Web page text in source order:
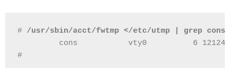
# /usr/sbin/acct/fwtmp </etc/utmp | grep cons
cons           vty0          6 12124356
#